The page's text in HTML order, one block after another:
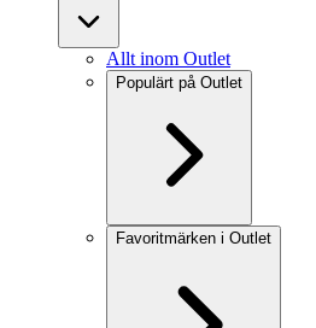
Allt inom Outlet
Populärt på Outlet
Favoritmärken i Outlet